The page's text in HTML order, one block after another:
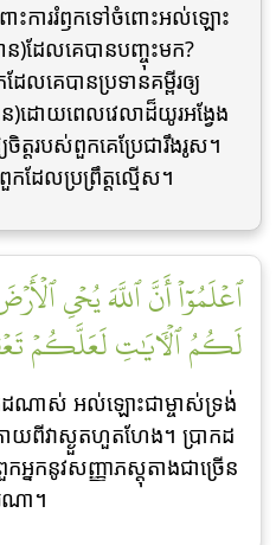
ះការរំឭកទៅចំពោះអល់ឡោះ
ន)ដែលគេបានបញ្ចុះមក?
គេបានប្រទានគម្ពីរឲ្យ
ដោយពេលវេលាដ៏យូរអង្វែង
ត្តរបស់ពួកគេប្រែជារឹងរូស។
ដែលប្រព្រឹត្តល្មើស។
ٱعۡلَمُوٓاْ أَنَّ ٱللَّهَ يُحۡيِ
لَكُمُ ٱلۡأٓيَٰتِ لَعَلَّكُمۡ
កដណាស់ អល់ឡោះជាម្ចាស់ទ្រង់
ោយពីវាស្ងួតហួតហែង។ ប្រាកដ
កនូវសញ្ញាភស្តុតាងជាច្រើន
ណា។